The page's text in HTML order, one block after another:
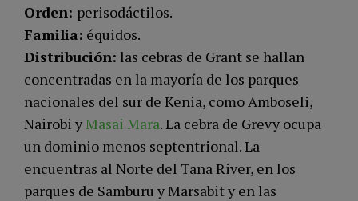
Orden: perisodáctilos.
Familia: équidos.
Distribución: las cebras de Grant se hallan
concentradas en la mayoría de los parques
nacionales del sur de Kenia, como Amboseli,
Nairobi y Masai Mara. La cebra de Grevy ocupa
un dominio menos septentrional. La
encuentras al Norte del Tana River, en los
parques de Samburu y Marsabit y en las